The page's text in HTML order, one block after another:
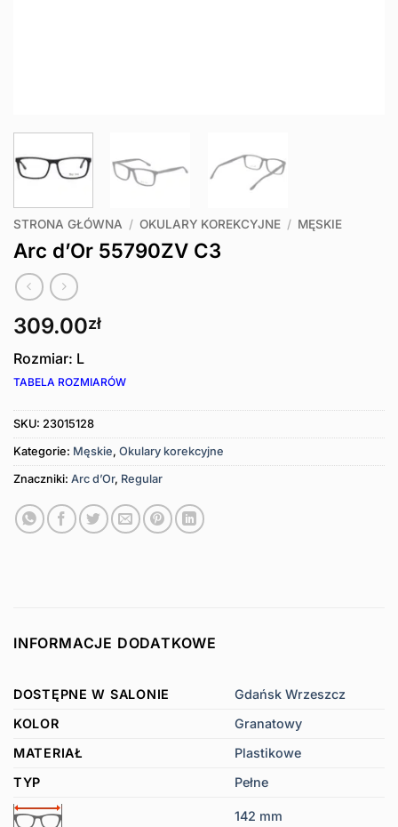
STRONA GŁÓWNA / OKULARY KOREKCYJNE / MĘSKIE
Arc d’Or 55790ZV C3
309.00zł
Rozmiar: L
TABELA ROZMIARÓW
SKU: 23015128
Kategorie: Męskie, Okulary korekcyjne
Znaczniki: Arc d’Or, Regular
INFORMACJE DODATKOWE
DOSTĘPNE W SALONIE
Gdańsk Wrzeszcz
KOLOR
Granatowy
MATERIAŁ
Plastikowe
TYP
Pełne
142 mm